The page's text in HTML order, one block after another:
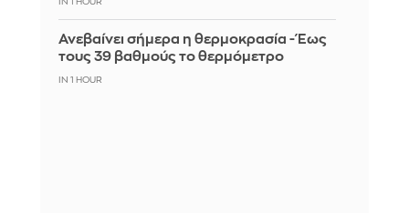
IN 1 HOUR
Ανεβαίνει σήμερα η θερμοκρασία - Έως
τους 39 βαθμούς το θερμόμετρο
IN 1 HOUR